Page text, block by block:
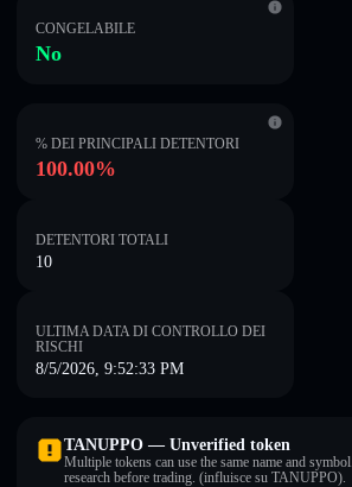
CONGELABILE
No
% DEI PRINCIPALI DETENTORI
100.00%
DETENTORI TOTALI
10
ULTIMA DATA DI CONTROLLO DEI
RISCHI
8/5/2026, 9:52:33 PM
TANUPPO — Unverified token
Multiple tokens can use the same name and
research before trading. (influisce su TANUPPO).